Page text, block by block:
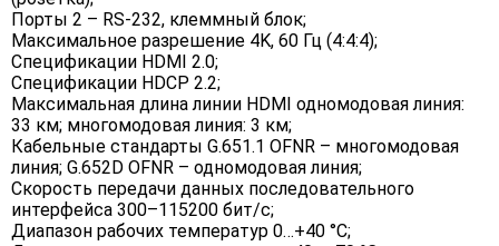
Порты 2 – RS-232, клеммный блок;
Максимальное разрешение 4K, 60 Гц (4:4:4);
Спецификации HDMI 2.0;
Спецификации HDCP 2.2;
Максимальная длина линии HDMI одномодовая линия:
33 км; многомодовая линия: 3 км;
Кабельные стандарты G.651.1 OFNR – многомодовая
линия; G.652D OFNR – одномодовая линия;
Скорость передачи данных последовательного
интерфейса 300–115200 бит/с;
Диапазон рабочих температур 0…+40 °C;